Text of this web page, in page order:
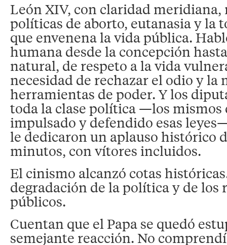
León XIV, con claridad
políticas de aborto, eutanasia y la
que envenena la vida pública.
humana desde la concepción
natural, de respeto a la vida
necesidad de rechazar el odio y la
herramientas de poder. Y los
toda la clase política —los mismos
impulsado y defendido esas
le dedicaron un aplauso histórico
minutos, con vítores incluidos.
El cinismo alcanzó cotas
degradación de la política y de los
públicos.
Cuentan que el Papa se quedó
semejante reacción. No